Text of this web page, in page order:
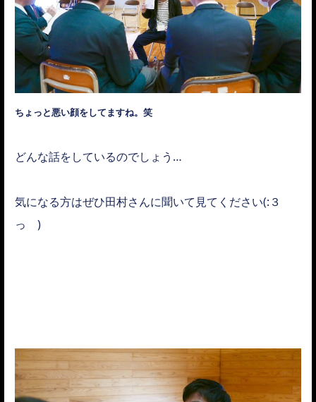
ちょっと悪い顔をしてますね。笑
どんな話をしているのでしょう…
気になる方はぜひ田村さんに聞いて見てください(:３
っ )